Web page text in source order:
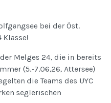
bei der Öst.
Klasse!
Melges 24, die in bereits
(5.-7.06,26, Attersee)
die Teams des UYC
seglerischen